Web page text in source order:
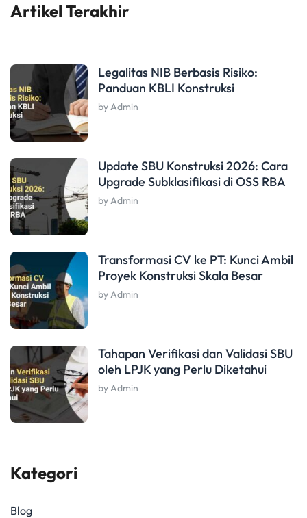
Artikel Terakhir
Legalitas NIB Berbasis Risiko:
Panduan KBLI Konstruksi
by Admin
Update SBU Konstruksi 2026: Cara
Upgrade Subklasifikasi di OSS RBA
by Admin
Transformasi CV ke PT: Kunci Ambil
Proyek Konstruksi Skala Besar
by Admin
Tahapan Verifikasi dan Validasi SBU
oleh LPJK yang Perlu Diketahui
by Admin
Kategori
Blog